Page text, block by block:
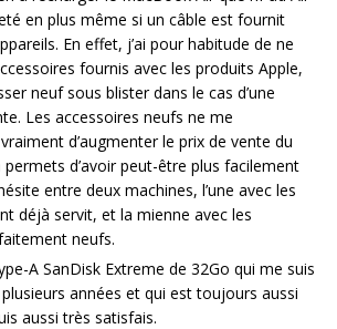
en plus même si un câble est fournit
En effet, j’ai pour habitude de ne
fournis avec les produits Apple,
neuf sous blister dans le cas d’une
Les accessoires neufs ne me
d’augmenter le prix de vente du
d’avoir peut-être plus facilement
entre deux machines, l’une avec les
déjà servit, et la mienne avec les
neufs.
A SanDisk Extreme de 32Go qui me suis
années et qui est toujours aussi
aussi très satisfais.